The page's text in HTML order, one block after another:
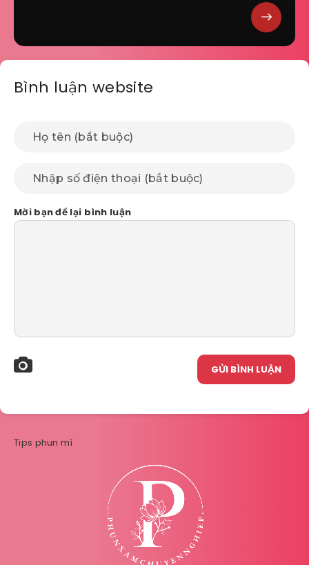
Bình luận website
Mời bạn để lại bình luận
GỬI BÌNH LUẬN
Tips phun mí